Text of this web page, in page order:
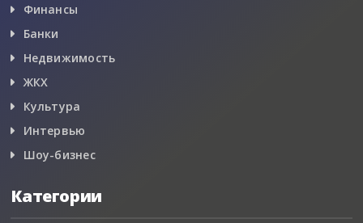
Финансы
Банки
Недвижимость
ЖКХ
Культура
Интервью
Шоу-бизнес
Категории